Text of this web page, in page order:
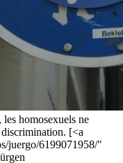
homosexuels ne
[<a
juergo/6199071958/"